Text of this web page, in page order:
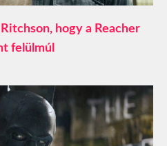
hogy a Reacher
felülmúl